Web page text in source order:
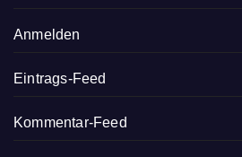
Anmelden
Eintrags-Feed
Kommentar-Feed